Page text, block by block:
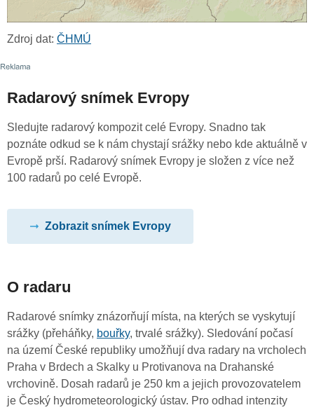
Zdroj dat: ČHMÚ
Radarový snímek Evropy
Sledujte radarový kompozit celé Evropy. Snadno tak
poznáte odkud se k nám chystají srážky nebo kde aktuálně v
Evropě prší. Radarový snímek Evropy je složen z více než
100 radarů po celé Evropě.
Zobrazit snímek Evropy
O radaru
Radarové snímky znázorňují místa, na kterých se vyskytují
srážky (přeháňky, bouřky, trvalé srážky). Sledování počasí
na území České republiky umožňují dva radary na vrcholech
Praha v Brdech a Skalky u Protivanova na Drahanské
vrchovině. Dosah radarů je 250 km a jejich provozovatelem
je Český hydrometeorologický ústav. Pro odhad intenzity